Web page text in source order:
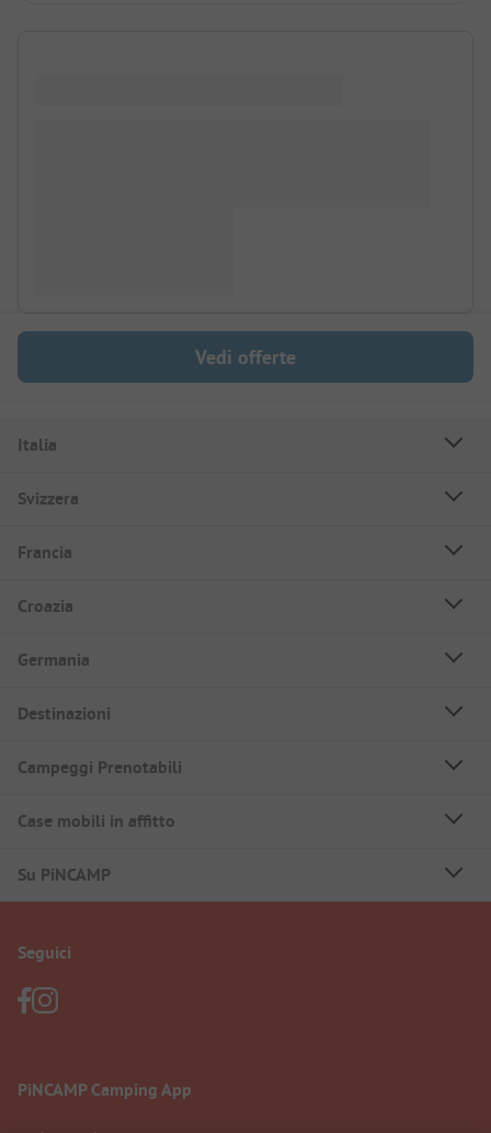
Vedi offerte
Italia
Svizzera
Francia
Croazia
Germania
Destinazioni
Campeggi Prenotabili
Case mobili in affitto
Su PiNCAMP
Seguici
PiNCAMP Camping App